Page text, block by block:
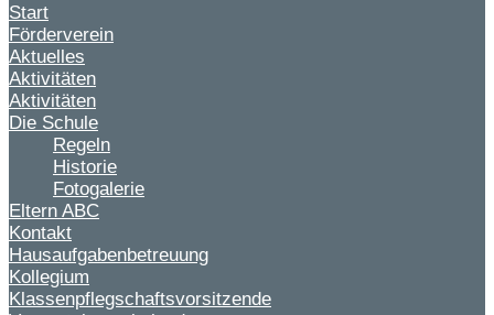
Start
Förderverein
Aktuelles
Aktivitäten
Aktivitäten
Die Schule
Regeln
Historie
Fotogalerie
Eltern ABC
Kontakt
Hausaufgabenbetreuung
Kollegium
Klassenpflegschaftsvorsitzende